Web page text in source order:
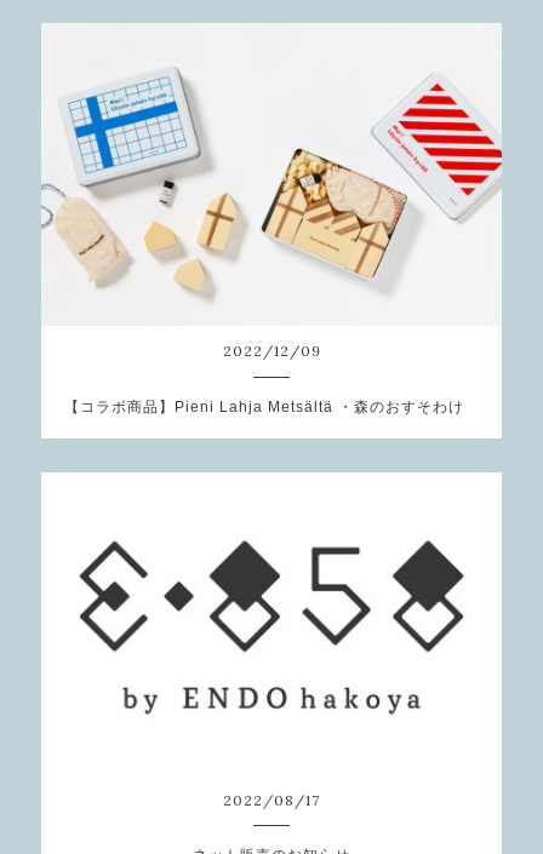
2022 /12 /09
【コラボ商品】Pieni Lahja Metsältä ・森のおすそわけ
2022 /08 /17